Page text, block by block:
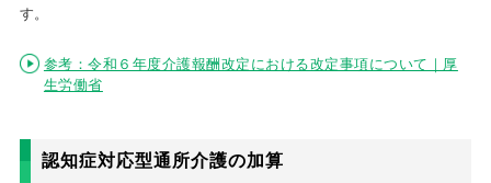
す。
参考：令和６年度介護報酬改定における改定事項について｜厚
生労働省
認知症対応型通所介護の加算